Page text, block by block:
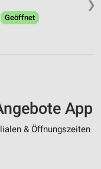
❯
Geöffnet
App
& Öffnungszeiten